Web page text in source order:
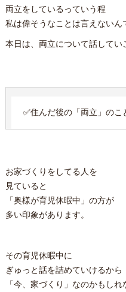
両立をしているっていう程
私は偉そうなことは言えないん
本日は、両立について話してい
✅住んだ後の「両立」のこ
お家づくりをしてる人を
見ていると
「奥様が育児休暇中」の方が
多い印象があります。
その育児休暇中に
ぎゅっと話を詰めていけるから
「今、家づくり」なのかもし